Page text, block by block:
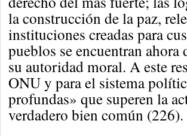
la construcción de la paz,
instituciones creadas para
pueblos se encuentran
su autoridad moral. A este
ONU y para el sistema
profundas» que superen la
verdadero bien común (226).